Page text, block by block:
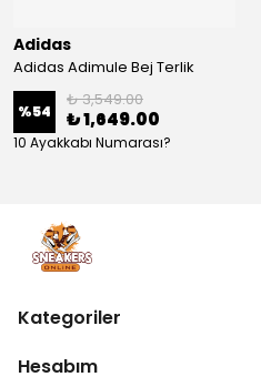
Adidas
Adidas Adimule Bej Terlik
%54
₺ 3,549.00
₺ 1,649.00
10 Ayakkabı Numarası?
Kategoriler
Hesabım